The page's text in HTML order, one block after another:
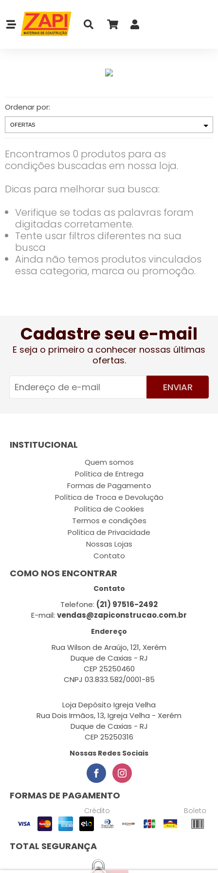
Ordenar por:
Encontramos 0 produtos para as
condições buscadas em nossa loja.
Dicas para melhorar sua busca:
Verifique se todas as palavras foram
digitadas corretamente.
Tente usar filtros diferentes na sua
busca
Ainda não temos produtos vinculados
essa categoria, marca ou promoção.
Cadastre seu e-mail
E seja o primeiro a conhecer nossas últimas
ofertas.
ENVIAR
INSTITUCIONAL
Quem somos
Política de Entrega
Formas de Pagamento
Política de Troca e Devolução
Política de Cookies
Termos e condições
Política de Privacidade
Nossas Lojas
Contato
COMO NOS ENCONTRAR
Contato
Telefone: (21) 97516-2492
E-mail: vendas@zapiconstrucao.com.br
Endereço
Rua Wilson de Araújo, 121, Xerém
Duque de Caxias - RJ
CEP 25250460
CNPJ 03.833.582/0001-85
Loja Depósito Igreja Velha
Rua Dois Irmãos, 13, Igreja Velha - Xerém
Duque de Caxias - RJ
CEP 25250316
Nossas Redes Sociais
FORMAS DE PAGAMENTO
Crédito Boleto
TOTAL SEGURANÇA